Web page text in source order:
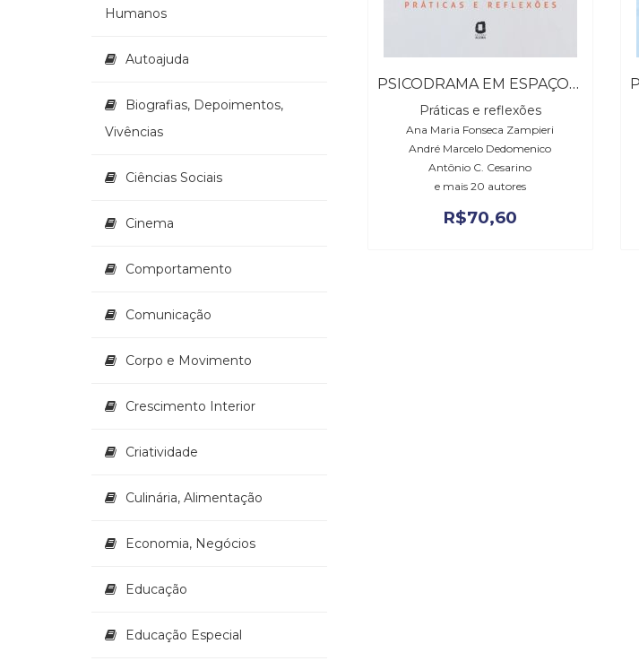
PSICODRAMA EM ESPAÇOS PÚBLICOS
Práticas e reflexões
Ana Maria Fonseca Zampieri
André Marcelo Dedomenico
Antônio C. Cesarino
e mais 20 autores
R$70,60
Humanos
Autoajuda
Biografias, Depoimentos,
Vivências
Ciências Sociais
Cinema
Comportamento
Comunicação
Corpo e Movimento
Crescimento Interior
Criatividade
Culinária, Alimentação
Economia, Negócios
Educação
Educação Especial